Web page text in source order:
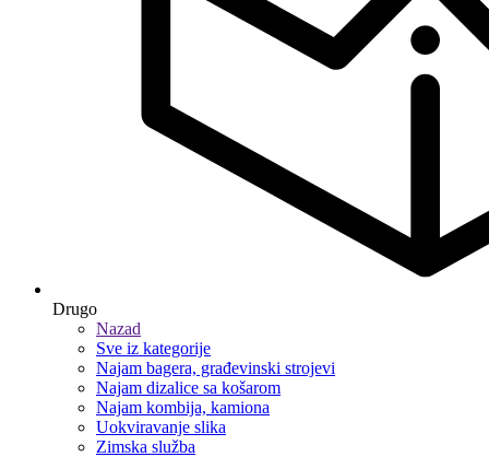
Drugo
Nazad
Sve iz kategorije
Najam bagera, građevinski strojevi
Najam dizalice sa košarom
Najam kombija, kamiona
Uokviravanje slika
Zimska služba